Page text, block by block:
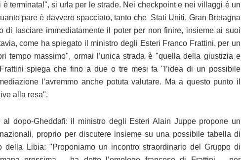
è terminata!", si urla per le strade. Nei checkpoint e nei villaggi è un
pare è davvero spacciato, tanto che Stati Uniti, Gran Bretagna
di lasciare immediatamente il poter per non finire, insieme ai suoi
come ha spiegato il ministro degli Esteri Franco Frattini, per un
tempo massimo", ormai l’unica strada è "quella della giustizia e
spiega che fino a due o tre mesi fa "l’idea di un possibile
l’avremmo anche potuta valutare. Ma a questo punto il
alla resa".
dopo-Gheddafi: il ministro degli Esteri Alain Juppe propone un
proprio per discutere insieme su una possibile tabella di
Libia: "Proponiamo un incontro straordinario del Gruppo di